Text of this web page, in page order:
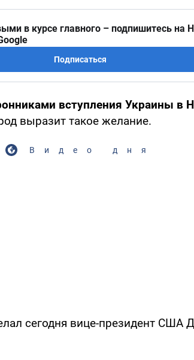
в курсе главного – подпишитесь на
Подписаться
вступления Украины в
выразит такое желание.
Видео дня
сегодня вице-президент США